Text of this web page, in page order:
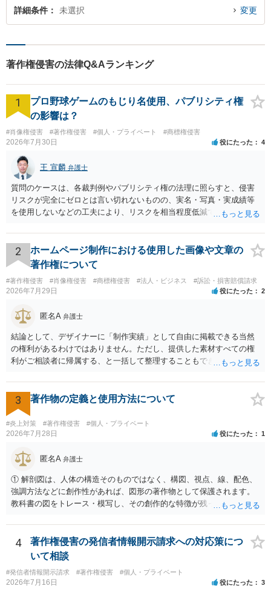
詳細条件 未選択 変更
著作権侵害の法律Q&Aランキング
1
プロ野球ゲームのもじり名使用、パブリシティ権
の影響は？
#肖像権侵害 #著作権侵害 #個人・プライベート #商標権侵害
2026年7月30日 役にたった 4
王 宣麟 弁護士
質問のケースは、各裁判例やパブリシティ権の法理に照らすと、侵害
リスクが完全にゼロとは言い切れないものの、実名・写真・実成績等
を使用しないなどの工夫により、リスクを相当程度低減できる設計に
推測できる」という点は、裁判で争われた場合に「専ら顧客吸引力の
利用を目的とする」と判断される余地を残すため、一定の注意が必要
です。 また、広告収益の有無は、侵害判断に一定の影響を与える可能
性がありますが、決定的要因ではありません。 パブリシティ権侵害の
成否は、主に「専ら顧客吸引力の利用を目的とするか」という点で判
断されます。広告収益があることは「商業的目的」を強く示す要素で
すが、それだけで直ちに侵害となるわけではありません。完全無償・
非営利であれば「表現の自由」「創作物」としての側面が強く評価さ
れる可能性があります。一方、広告収益がある場合は「商業利用」と
しての色彩が強まり、リスクが高まる可能性があります。 公開前に変
更・確認しておく事項については、公開の場でアドバイスするにも限
界があるかと思うので、資料等を持参の上、弁護士に相談されること
も一つかと存じます。
2
ホームページ制作における使用した画像や文章の
著作権について
#著作権侵害 #肖像権侵害 #商標権侵害 #法人・ビジネス #訴訟・損害賠償請求
2026年7月29日 役にたった 2
匿名A 弁護士
結論として、デザイナーに「制作実績」として自由に掲載できる当然
の権利があるわけではありません。ただし、提供した素材すべての権
利がご相談者に帰属する、と一括して整理することもできません。 ご
身が著作権者です。 他方、ブランド名、文字主体のロゴ、商品情報、
短いキャッチコピー、販売コンセプトなどは、通常、著作物には当た
りません。ただし、ロゴに独自の図形やイラスト等が含まれる場合に
は、その表現部分が著作物となる可能性があります。 また、人物写真
の著作権は撮影者に、肖像に関する権利は被写体本人に帰属します
わけではありません。デザイナーが独自に制作したイラストやバナー
材を希望に沿って配置した部分には、通常、著作物性は認められにく
いと考えられます。仮に具体的な画面構成の一部に創作性が認められ
ても、その権利は当該部分に限られ、ご相談者の写真や文章等を制作
の同意があれば別です。また、単に制作を担当した事実を記載した
り、公開中のサイトへリンクしたりする行為まで当然に禁止できると
様、掲載目的、態様、必要性、本人の特定可能性等から判断されま
3 著作物の定義と使用方法について
#炎上対策 #著作権侵害 #個人・プライベート
2026年7月28日 役にたった 1
匿名A 弁護士
① 解剖図は、人体の構造そのものではなく、構図、視点、線、配色、
強調方法などに創作性があれば、図形の著作物として保護されます。
教科書の図をトレース・模写し、その創作的な特徴が残っていれば、
も、SNSへの公開は私的使用には当たりません。 ② 出典を記載するだ
けでは、適法な引用にはなりません。自分の説明や批評が主で、図が
その説明に必要な従たる資料であること、引用部分が明確に区別さ
れ、必要な範囲に限られていることなどが必要です。勉強ノートの教
材として図そのものを中心的に掲載する場合、引用と認められにくい
4
著作権侵害の発信者情報開示請求への対応策につ
いて相談
#発信者情報開示請求 #著作権侵害 #個人・プライベート
2026年7月16日 役にたった 3